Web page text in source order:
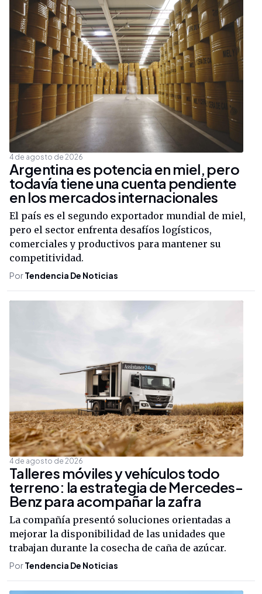
4 de agosto de 2026
Argentina es potencia en miel, pero
todavía tiene una cuenta pendiente
en los mercados internacionales
El país es el segundo exportador mundial de miel,
pero el sector enfrenta desafíos logísticos,
comerciales y productivos para mantener su
competitividad.
PorTendencia De Noticias
4 de agosto de 2026
Talleres móviles y vehículos todo
terreno: la estrategia de Mercedes-
Benz para acompañar la zafra
La compañía presentó soluciones orientadas a
mejorar la disponibilidad de las unidades que
trabajan durante la cosecha de caña de azúcar.
PorTendencia De Noticias